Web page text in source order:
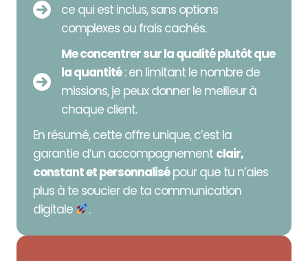
ce qui est inclus, sans options
complexes ou frais cachés.
Me concentrer sur la qualité plutôt que
la quantité: en limitant le nombre de
missions, je peux donner le meilleur à
chaque client.
En résumé, cette offre unique, c’est la
garantie d’un accompagnement clair,
constant et personnalisépour que tu n’aies
plus à te soucier de ta communication
digitale
.